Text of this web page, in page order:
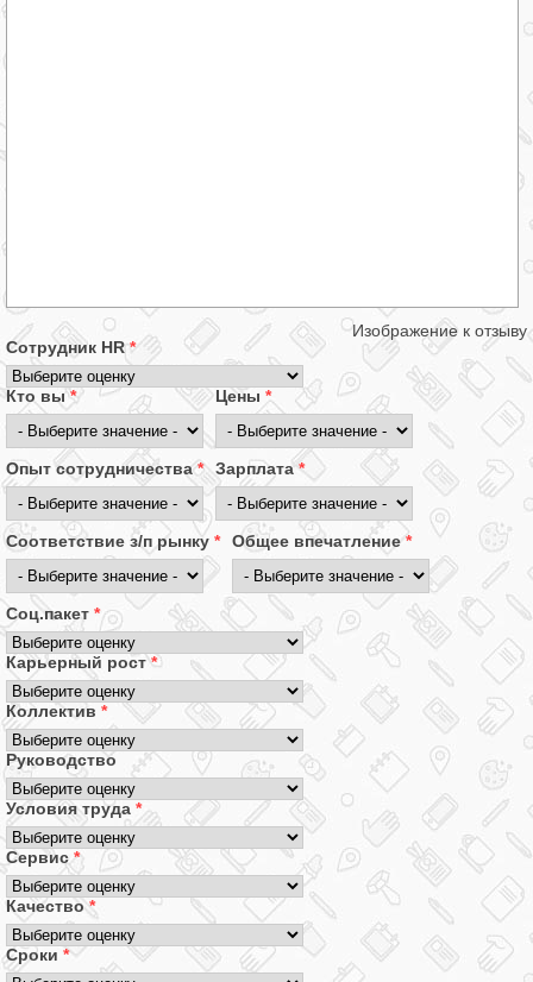
Изображение к отзыву
Сотрудник HR*
Кто вы* Цены *
Опыт сотрудничества* Зарплата*
Соответствие з/п рынку * Общее впечатление*
Соц.пакет *
Карьерный рост*
Коллектив *
Руководство
Условия труда *
Сервис*
Качество*
Сроки *